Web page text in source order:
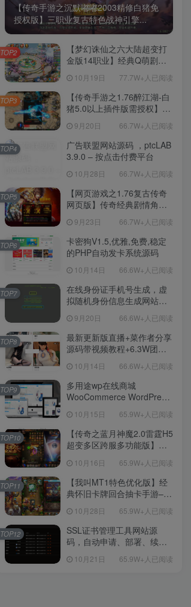
【传奇手游之沉默嘟嘟2003精修白猪免
授权版】三职业复古特色战神引擎...
【梦幻诛仙之六大陆超变打
金版14职业】经典Q萌剧情
Linux服务端源码视频架设教
程-新版多功能GM网页后台
工具-安卓苹果IOS双端版
本！
10月19日 77.7W+人已阅读
TOP2
【传奇手游之1.76醉江湖-白
猪5.0以上插件版需授权】三
手游-Win服务端源码视频架
设教程-新版GM多功能网页
授权物品后台-九层妖塔-法宠
系统-历练殿堂-尸家重地-GM
直冲网页后台-安卓苹果IOS
双端版本！
9月20日 66.7W+人已阅读
TOP3
广告联盟网站源码 ，ptcLAB
3.9.0 – 按点击付费平台
10月28日 66.7W+人已阅读
TOP4
【网页游戏之1.76复古传奇
网页版】传奇经典剧情角色
Win服务端源码视频架设教
程！
9月23日 66.7W+人已阅读
TOP5
卡密狗V1.5,优雅,免费,稳定
的PHP自动发卡系统源码
10月14日 66.6W+人已阅读
TOP6
在线身份证手机号生成，虚
拟随机身份信息生成网站源
9月20日 66.6W+人已阅读
TOP7
最新更新版直播+菜作者分享
源码带视频教程+6.3W团购
【源码+教程】
10月14日 66.6W+人已阅读
TOP8
多用途wp在线商城
WooCommerce WordPress
10月15日 65.9W+人已阅读
TOP9
【传奇之蓝月神魔2.0雷霆H5
超变多区跨服多功能版】三
理单机一键即玩镜像端-打包
Linux服务端源码-视频架设
教程
10月16日 65.9W+人已阅读
TOP10
【我叫MT1特色优化版】经
典怀旧卡牌回合抽卡手游–打
教程-多功能GM后台工具-网
页注册-安卓版本！
10月28日 65.9W+人已阅读
TOP11
SSL证书管理工具网站源
码，自动申请、部署、续期
10月21日 65.9W+人已阅读
TOP12